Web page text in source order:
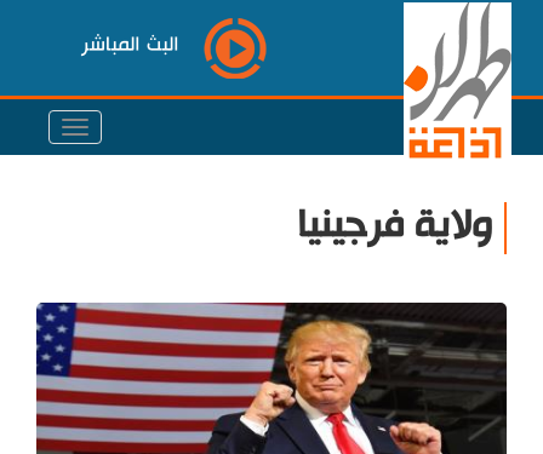
البث المباشر
ولاية فرجينيا